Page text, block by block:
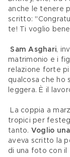
anche le tenere
scritto:
te! Ti voglio
Sam Asghari,
matrimonio e i
relazione forte
qualcosa che ho
leggera. È il
tropici per
tanto. Voglio
aveva scritto la
di una foto con il